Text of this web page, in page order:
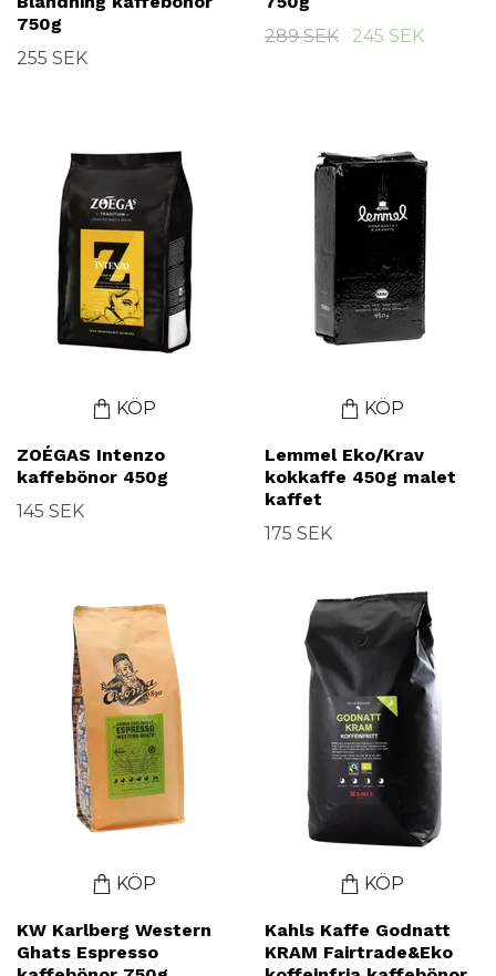
750g
255 SEK
289 SEK
245 SEK
KÖP
ZOÉGAS Intenzo
kaffebönor 450g
145 SEK
KÖP
Lemmel Eko/Krav
kokkaffe 450g malet
kaffet
175 SEK
KÖP
KW Karlberg Western
Ghats Espresso
KÖP
Kahls Kaffe Godnatt
KRAM Fairtrade&Eko